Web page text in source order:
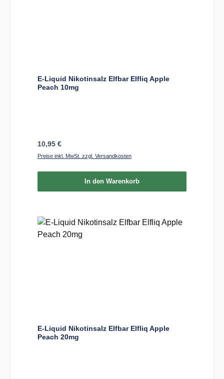
E-Liquid Nikotinsalz Elfbar Elfliq Apple
Peach 10mg
Regulärer Preis:
10,95 €
Preise inkl. MwSt. zzgl. Versandkosten
In den Warenkorb
E-Liquid Nikotinsalz Elfbar Elfliq Apple
Peach 20mg